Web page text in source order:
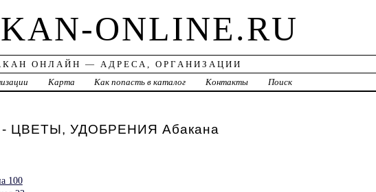
ONLINE.RU
ОНЛАЙН — АДРЕСА, ОРГАНИЗАЦИИ
Карта Как попасть в каталог Контакты Поиск
УДОБРЕНИЯ Абакана
100